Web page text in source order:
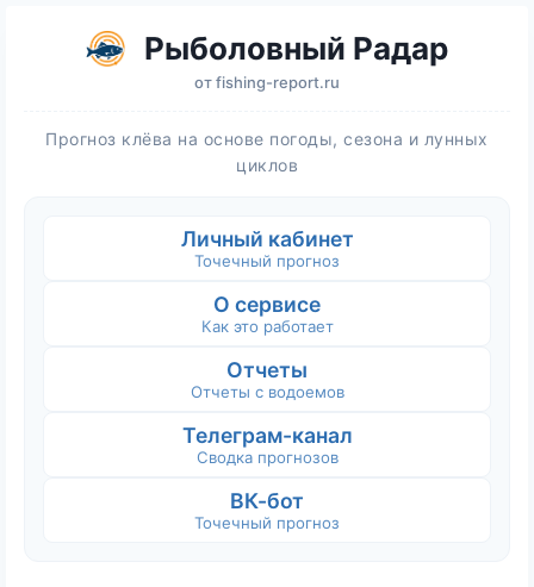
Рыболовный Радар
отfishing-report.ru
Прогноз клёва на основе погоды, сезона и лунных
циклов
Личный кабинет
Точечный прогноз
О сервисе
Как это работает
Отчеты
Отчеты с водоемов
Телеграм-канал
Сводка прогнозов
ВК-бот
Точечный прогноз